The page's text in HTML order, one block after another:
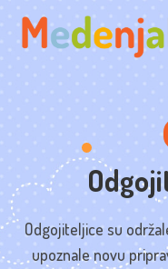
Skip
Odgojiteljice su
upoznale novu